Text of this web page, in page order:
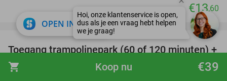
shopping_cart €39
Koop nu
€13,60
47%
favorite_border
Toegang trampolinepark (60 of 120 minuten) +
sokken + ijsje + drankje
OPEN IN APP close